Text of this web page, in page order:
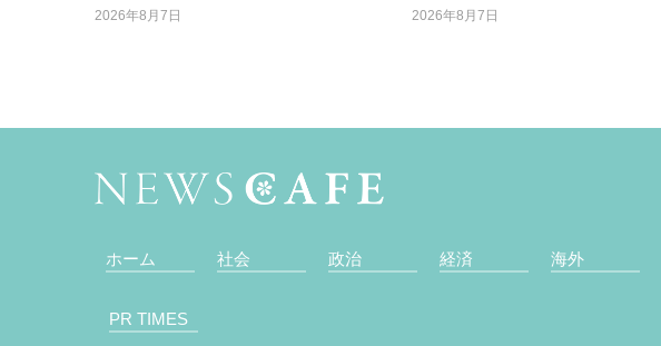
2026年8月7日 2026年8月7日
ホーム 社会 政治 経済 海外
PR TIMES